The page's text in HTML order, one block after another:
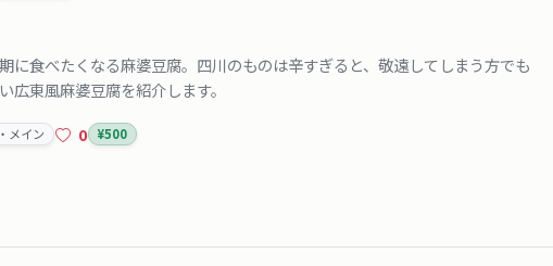
に食べたくなる麻婆豆腐。四川のものは辛すぎると、敬遠してしまう方でも
広東風麻婆豆腐を紹介します。
メイン 0 ¥500